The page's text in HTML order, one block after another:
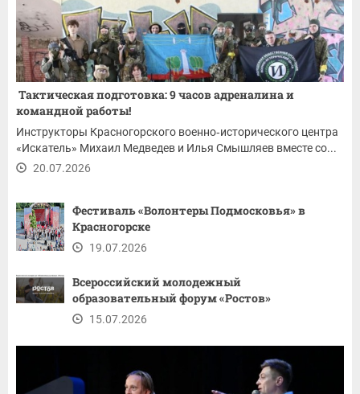
Тактическая подготовка: 9 часов адреналина и
командной работы!
Инструкторы Красногорского военно‑исторического центра
«Искатель» Михаил Медведев и Илья Смышляев вместе со...
20.07.2026
Фестиваль «Волонтеры Подмосковья» в
Красногорске
19.07.2026
Всероссийский молодежный
образовательный форум «Ростов»
15.07.2026